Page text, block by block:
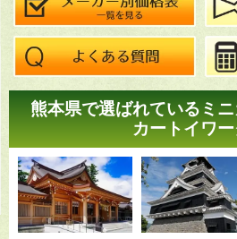
熊本県で選ばれているミ
カートイワ